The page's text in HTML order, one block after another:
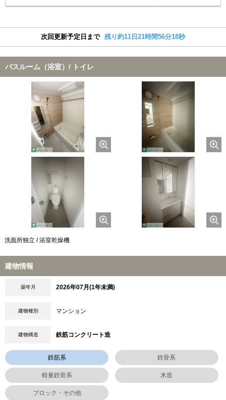
次回更新予定日まで 残り約11日21時間56分17秒
バスルーム（浴室）/ トイレ
洗面所独立 / 浴室乾燥機
建物情報
築年月 2026年07月(1年未満)
建物種別 マンション
建物構造 鉄筋コンクリート造
鉄筋系 鉄骨系
軽量鉄骨系 木造
ブロック・その他